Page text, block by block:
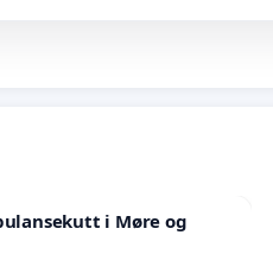
i Møre og